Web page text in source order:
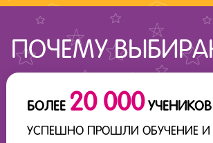
ПОЧЕМУ
БОЛЕЕ 20 000УЧЕНИКОВ
УСПЕШНО ПРОШЛИ ОБУЧЕНИЕ И